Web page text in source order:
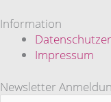
Information
Impressum
Newsletter